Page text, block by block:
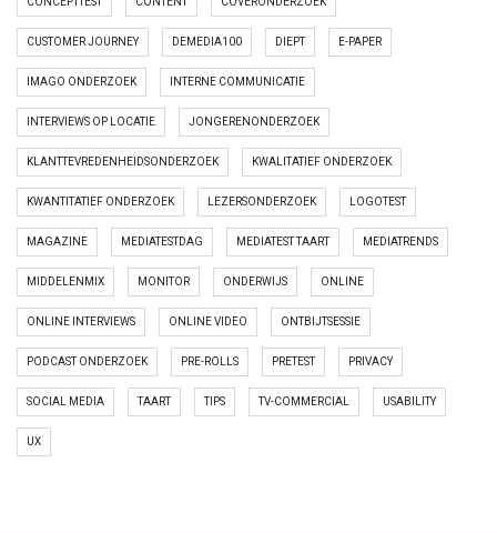
CUSTOMER JOURNEY DEMEDIA100 DIEPT E-PAPER
IMAGO ONDERZOEK INTERNE COMMUNICATIE
INTERVIEWS OP LOCATIE JONGERENONDERZOEK
KLANTTEVREDENHEIDSONDERZOEK KWALITATIEF ONDERZOEK
KWANTITATIEF ONDERZOEK LEZERSONDERZOEK LOGOTEST
MAGAZINE MEDIATESTDAG MEDIATEST TAART MEDIATRENDS
MIDDELENMIX MONITOR ONDERWIJS ONLINE
ONLINE INTERVIEWS ONLINE VIDEO ONTBIJTSESSIE
PODCAST ONDERZOEK PRE-ROLLS PRETEST PRIVACY
SOCIAL MEDIA TAART TIPS TV-COMMERCIAL USABILITY
UX